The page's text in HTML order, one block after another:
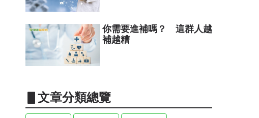
你需要進補嗎？ 這群人越
補越糟
▋文章分類總覽